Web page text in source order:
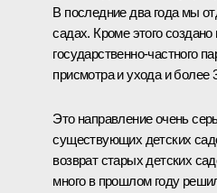
В последние два года мы
садах. Кроме этого
государственно-частного
присмотра и ухода и более
Это направление очень
существующих детских
возврат старых детских
много в прошлом году